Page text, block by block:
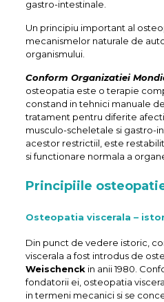
gastro-intestinale.
Un principiu important al
mecanismelor naturale de
organismului.
Conform Organizatiei
osteopatia este o terapie
constand in tehnici manuale
tratament pentru diferite
musculo-scheletale si gastro-
acestor restrictiil, este
si functionare normala a
Principiile
Osteopatia viscerala –
Din punct de vedere istoric,
viscerala a fost introdus de
Weischenck in anii 1980.
fondatorii ei, osteopatia
in termeni mecanici si se